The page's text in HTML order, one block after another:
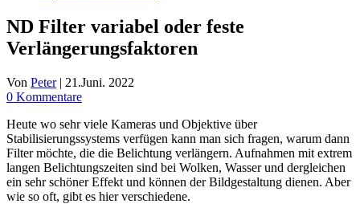
ND Filter variabel oder feste
Verlängerungsfaktoren
Von Peter | 21.Juni. 2022
0 Kommentare
Heute wo sehr viele Kameras und Objektive über
Stabilisierungssystems verfügen kann man sich fragen, warum dann
Filter möchte, die die Belichtung verlängern. Aufnahmen mit extrem
langen Belichtungszeiten sind bei Wolken, Wasser und dergleichen
ein sehr schöner Effekt und können der Bildgestaltung dienen. Aber
wie so oft, gibt es hier verschiedene.